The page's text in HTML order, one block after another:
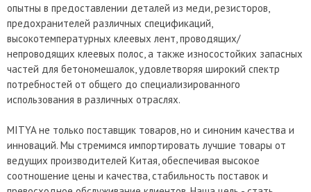
опытны в предоставлении деталей из меди, резисторов,
предохранителей различных спецификаций,
высокотемпературных клеевых лент, проводящих/
непроводящих клеевых полос, а также износостойких запасных
частей для бетономешалок, удовлетворяя широкий спектр
потребностей от общего до специализированного
использования в различных отраслях.
MITYA не только поставщик товаров, но и синоним качества и
инноваций. Мы стремимся импортировать лучшие товары от
ведущих производителей Китая, обеспечивая высокое
соотношение цены и качества, стабильность поставок и